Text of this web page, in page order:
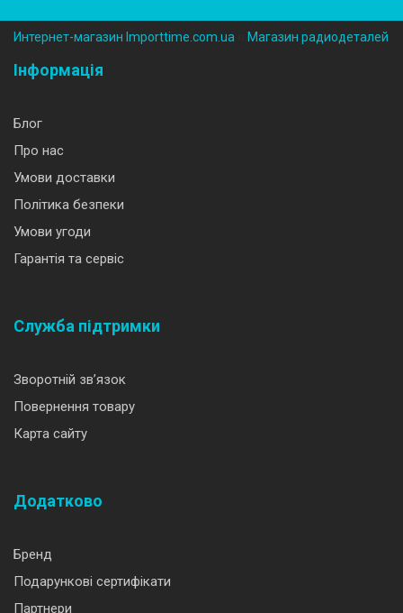
Интернет-магазин Importtime.com.ua Магазин радиодеталей
Інформація
Блог
Про нас
Умови доставки
Політика безпеки
Умови угоди
Гарантія та сервіс
Служба підтримки
Зворотній зв’язок
Повернення товару
Карта сайту
Додатково
Бренд
Подарункові сертифікати
Партнери